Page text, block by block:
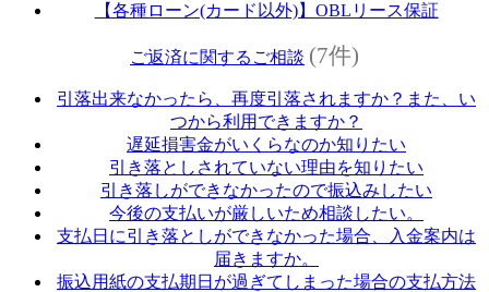
【各種ローン(カード以外)】OBLリース保証
ご返済に関するご相談 (7件)
引落出来なかったら、再度引落されますか？また、い
つから利用できますか？
遅延損害金がいくらなのか知りたい
引き落としされていない理由を知りたい
引き落しができなかったので振込みしたい
今後の支払いが厳しいため相談したい。
支払日に引き落としができなかった場合、入金案内は
届きますか。
振込用紙の支払期日が過ぎてしまった場合の支払方法